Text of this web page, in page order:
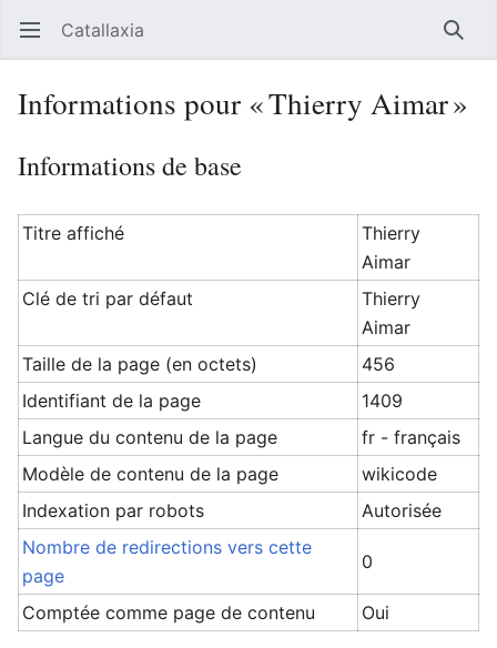
Ouvrir le menu principal Catallaxia
Informations pour « Thierry Aimar »
Informations de base
Titre affiché
Thierry
Aimar
Clé de tri par défaut
Thierry
Aimar
Taille de la page (en octets)
456
Identifiant de la page
1409
Langue du contenu de la page
fr - français
Modèle de contenu de la page
wikicode
Indexation par robots
Autorisée
Nombre de redirections vers cette
page
0
Comptée comme page de contenu Oui